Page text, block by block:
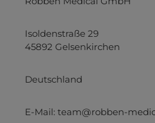
Isoldenstraße 29
45892 Gelsenkirchen
Deutschland
E-Mail: team@robben-